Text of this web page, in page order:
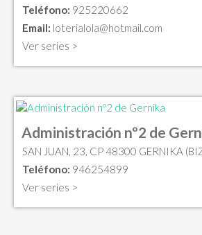
Teléfono: 925220662
Email: loterialola@hotmail.com
Ver series >
Administración nº2 de
SAN JUAN, 23, CP 48300 GERNIKA
Teléfono: 946254899
Ver series >